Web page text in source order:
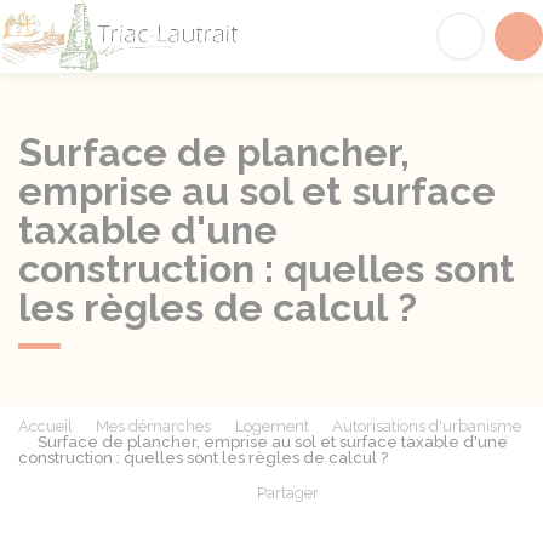
Surface de plancher,
emprise au sol et surface
taxable d'une
construction : quelles sont
les règles de calcul ?
Accueil Mes démarches Logement
Autorisations d'urbanisme
Surface de plancher, emprise au sol et surface taxable d'une
construction : quelles sont les règles de calcul ?
Partager